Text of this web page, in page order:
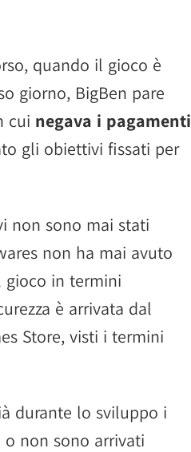
quando il gioco è
giorno, BigBen pare
cui negava i pagamenti
gli obiettivi fissati per
non sono mai stati
non ha mai avuto
gioco in termini
è arrivata dal
Store, visti i termini
durante lo sviluppo i
non sono arrivati